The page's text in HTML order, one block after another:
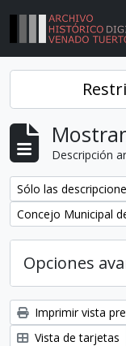
Skip to main content
Descripción
Remover filtro
Sólo las
Remover filtro
Concejo Municipal
Opciones
Imprimir vista
Vista de tarjetas